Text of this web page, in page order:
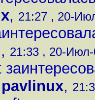
, 21:27 , 20-
, 21:33 , 20-
pavlinux,